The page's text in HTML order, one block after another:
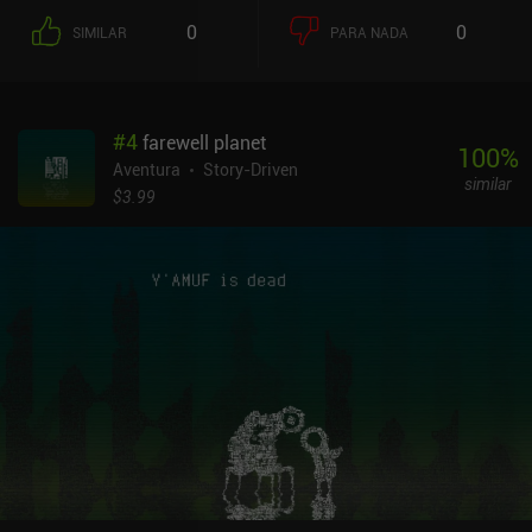
historia no es una comedia pura y dura, ya que a menudo trata con
mucha seriedad la delincuencia, la prostitución y la salud mental.
que la mayor parte del juego consiste en elegir opciones de diálogo
durante las conversaciones y los interrogatorios, que sólo se
intercalan con minijuegos ocasionales como disparar a un
me conformé con ver cómo se desarrollaba. Pero esta falta de
gustará mucho este juego, tanto por su gran historia como por sus
sorprendentes efectos visuales monocromos. Realmente es una
experiencia increíblemente envolvente, es una pena que no haya un
poco más que hacer por el camino.
SIMILAR 0 PARA NADA 0
#4farewell planet
Aventura
Story-Driven
$3.99
100%
similar